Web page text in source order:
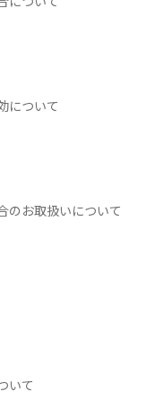
について
のお取扱いについて
いて